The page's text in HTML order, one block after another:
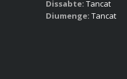
Dissabte: Tancat
Diumenge: Tancat